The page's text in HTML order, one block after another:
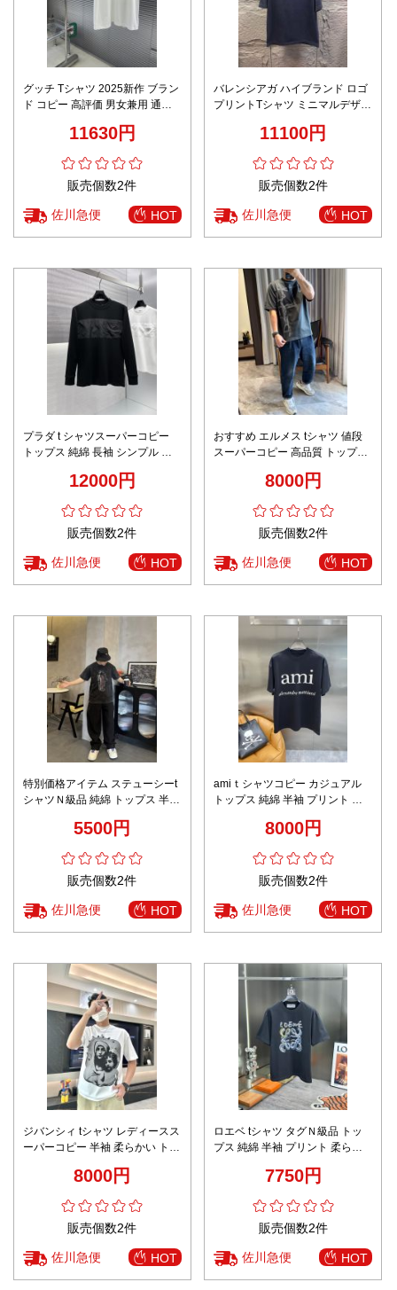
グッチ Tシャツ 2025新作 ブラン
ド コピー 高評価 男女兼用 通気
11630円
販売個数2件
佐川急便 HOT
バレンシアガ ハイブランド ロゴ
プリントTシャツ ミニマルデザイ
11100円
販売個数2件
佐川急便 HOT
プラダ t シャツスーパーコピー
トップス 純綿 長袖 シンプル プ
12000円
販売個数2件
佐川急便 HOT
おすすめ エルメス tシャツ 値段
スーパーコピー 高品質 トップス
8000円
販売個数2件
佐川急便 HOT
特別価格アイテム ステューシーt
シャツＮ級品 純綿 トップス 半袖
5500円
販売個数2件
佐川急便 HOT
amiｔシャツコピー カジュアル
トップス 純綿 半袖 プリント ア
8000円
販売個数2件
佐川急便 HOT
ジバンシィ tシャツ レディースス
ーパーコピー 半袖 柔らかい トッ
8000円
販売個数2件
佐川急便 HOT
ロエベ tシャツ タグＮ級品 トッ
プス 純綿 半袖 プリント 柔らか
7750円
販売個数2件
佐川急便 HOT